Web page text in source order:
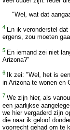
"Wel, wat dat
4 En ik veronderstel
ergens, zou moeten
5 En iemand zei niet
Arizona?"
6
Ik zei: "Wel, het is
in Arizona te wonen en
7 We zijn hier, als
een jaarlijkse
we hier vergaderd zijn
die naar ik geloof
voorrecht gehad om te